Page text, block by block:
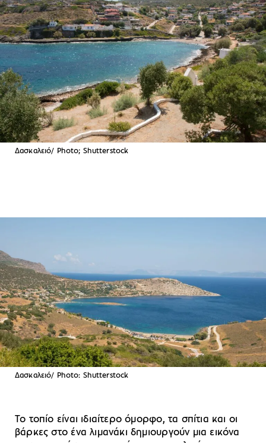
Δασκαλειό/ Photo; Shutterstock
Δασκαλειό/ Photo: Shutterstock
Το τοπίο είναι ιδιαίτερο όμορφο, τα σπίτια και οι
βάρκες στο ένα λιμανάκι δημιουργούν μια εικόνα